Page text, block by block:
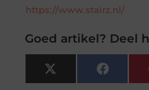
https://www.stairz.nl/
Goed artikel? Deel
X
(Twitter)